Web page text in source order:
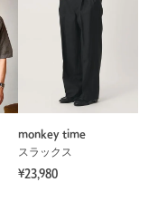
monkey time
スラックス
¥23,980